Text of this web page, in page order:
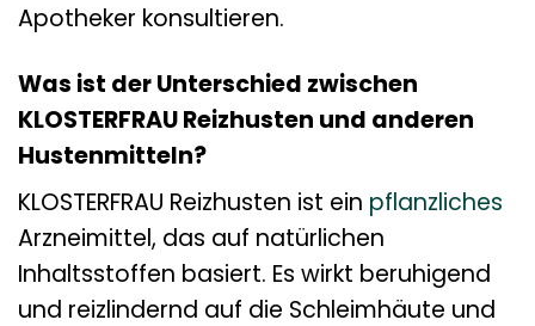
Apotheker konsultieren.
Was ist der Unterschied zwischen
KLOSTERFRAU Reizhusten und anderen
Hustenmitteln?
KLOSTERFRAU Reizhusten ist ein pflanzliches
Arzneimittel, das auf natürlichen
Inhaltsstoffen basiert. Es wirkt beruhigend
und reizlindernd auf die Schleimhäute und